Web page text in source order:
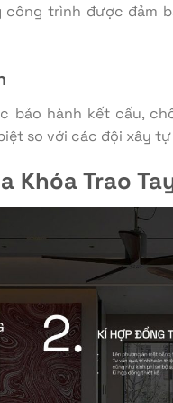
trình được đảm
bảo hành kết cấu,
so với các đội xây
Khóa Trao